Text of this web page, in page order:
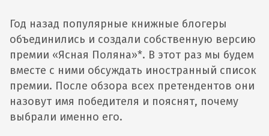
Год назад популярные книжные блогеры
объединились и создали собственную версию
премии «Ясная Поляна»*. В этот раз мы будем
вместе с ними обсуждать иностранный список
премии. После обзора всех претендентов они
назовут имя победителя и пояснят, почему
выбрали именно его.